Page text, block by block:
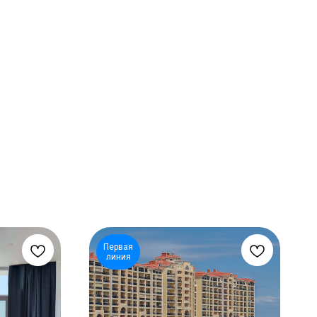
Первая
линия